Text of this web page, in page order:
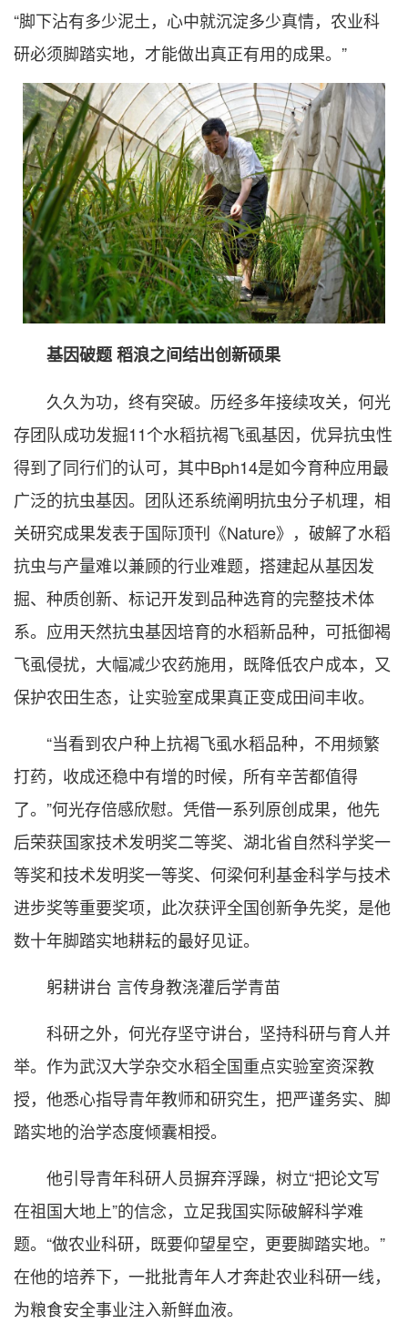
“脚下沾有多少泥土，心中就沉淀多少真情，农业科
研必须脚踏实地，才能做出真正有用的成果。”
基因破题 稻浪之间结出创新硕果
久久为功，终有突破。历经多年接续攻关，何光
存团队成功发掘11个水稻抗褐飞虱基因，优异抗虫性
得到了同行们的认可，其中Bph14是如今育种应用最
广泛的抗虫基因。团队还系统阐明抗虫分子机理，相
关研究成果发表于国际顶刊《Nature》，破解了水稻
抗虫与产量难以兼顾的行业难题，搭建起从基因发
掘、种质创新、标记开发到品种选育的完整技术体
系。应用天然抗虫基因培育的水稻新品种，可抵御褐
飞虱侵扰，大幅减少农药施用，既降低农户成本，又
保护农田生态，让实验室成果真正变成田间丰收。
“当看到农户种上抗褐飞虱水稻品种，不用频繁
打药，收成还稳中有增的时候，所有辛苦都值得
了。”何光存倍感欣慰。凭借一系列原创成果，他先
后荣获国家技术发明奖二等奖、湖北省自然科学奖一
等奖和技术发明奖一等奖、何梁何利基金科学与技术
进步奖等重要奖项，此次获评全国创新争先奖，是他
数十年脚踏实地耕耘的最好见证。
躬耕讲台 言传身教浇灌后学青苗
科研之外，何光存坚守讲台，坚持科研与育人并
举。作为武汉大学杂交水稻全国重点实验室资深教
授，他悉心指导青年教师和研究生，把严谨务实、脚
踏实地的治学态度倾囊相授。
他引导青年科研人员摒弃浮躁，树立“把论文写
在祖国大地上”的信念，立足我国实际破解科学难
题。“做农业科研，既要仰望星空，更要脚踏实地。”
在他的培养下，一批批青年人才奔赴农业科研一线，
为粮食安全事业注入新鲜血液。